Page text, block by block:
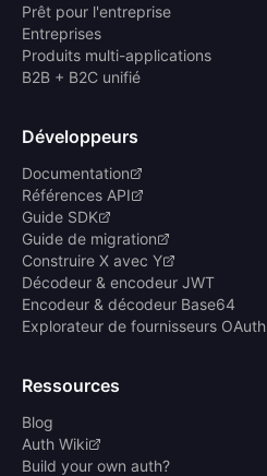
Prêt pour l'entreprise
Entreprises
Produits multi-applications
B2B + B2C unifié
Développeurs
Documentation
Références API
Guide SDK
Guide de migration
Construire X avec Y
Décodeur & encodeur JWT
Encodeur & décodeur Base64
Explorateur de fournisseurs OAuth
Ressources
Blog
Auth Wiki
Build your own auth?